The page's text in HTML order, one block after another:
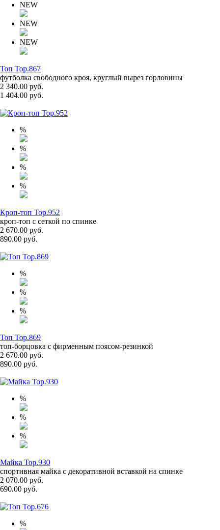
NEW
NEW
NEW
Топ Top.867
футболка свободного кроя, круглый вырез горловины
2 340.00 руб.
1 404.00 руб.
%
%
%
%
Кроп-топ Top.952
кроп-топ с сеткой по спинке
2 670.00 руб.
890.00 руб.
%
%
%
Топ Top.869
топ-борцовка с фирменным поясом-резинкой
2 670.00 руб.
890.00 руб.
%
%
%
Майка Top.930
спортивная майка с декоративной вставкой на спинке
2 070.00 руб.
690.00 руб.
%